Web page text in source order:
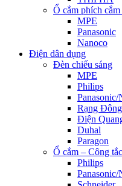
Ổ cắm phích
MPE
Panasonic
Nanoco
Điện dân dụng
Đèn chiếu sáng
MPE
Philips
Panasonic/
Rạng Đông
Điện
Duhal
Paragon
Ổ cắm – Công
Philips
Panasonic/